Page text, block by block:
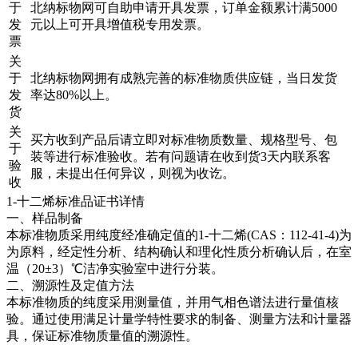
于
发
票
北纳标物网可自助申请开具发票，订单金额累计满5000
元以上可开具增值税专用发票。
关
于
发
货
北纳标物网拥有成熟完善的标准物质供应链，当日发货
率达80%以上。
关
于
验
收
买方收到产品后请立即对标准物质数量、规格型号、包
装等进行标准验收。若有问题请在收到货3天内联系客
服，未提出任何异议，则视为收讫。
1-十二烯标准品证书详情
一、样品制备
本标准物质采用纯度经准确定值的1-十二烯(CAS：112-41-4)为
为原料，经定性分析、结构确认和理化性质分析确认后，在室
温（20±3）℃洁净实验室中进行分装。
二、溯源性及定值方法
本标准物质的纯度采用测量值，并用气相色谱法进行量值核
验。通过使用满足计量学特性要求的制备、测量方法和计量器
具，保证标准物质量值的溯源性。